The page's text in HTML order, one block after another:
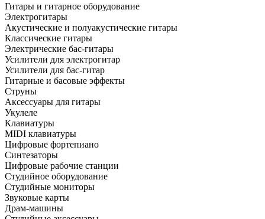
Гитары и гитарное оборудование
Электрогитары
Акустические и полуакустические гитары
Классические гитары
Электрические бас-гитары
Усилители для электрогитар
Усилители для бас-гитар
Гитарные и басовые эффекты
Струны
Аксессуары для гитары
Укулеле
Клавиатуры
MIDI клавиатуры
Цифровые фортепиано
Синтезаторы
Цифровые рабочие станции
Студийное оборудование
Студийные мониторы
Звуковые карты
Драм-машины